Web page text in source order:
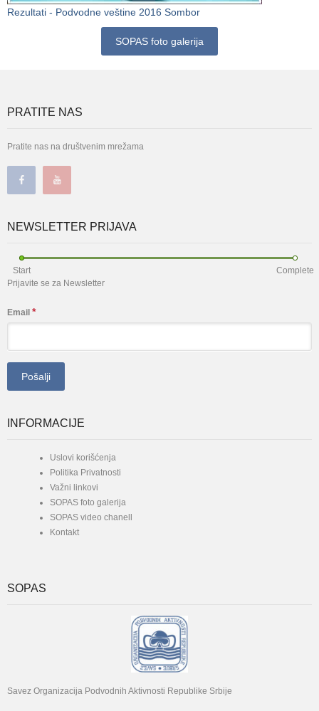
Rezultati - Podvodne veštine 2016 Sombor
SOPAS foto galerija
PRATITE NAS
Pratite nas na društvenim mrežama
NEWSLETTER PRIJAVA
Start
Complete
Prijavite se za Newsletter
Email *
INFORMACIJE
Uslovi korišćenja
Politika Privatnosti
Važni linkovi
SOPAS foto galerija
SOPAS video chanell
Kontakt
SOPAS
Savez Organizacija Podvodnih Aktivnosti Republike Srbije